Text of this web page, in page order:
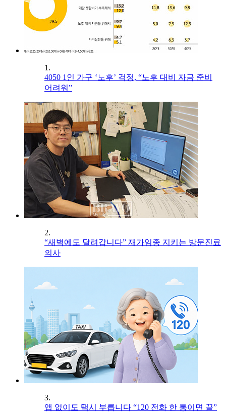
1.
4050 1인 가구 ‘노후’ 걱정, “노후 대비 자금 준비
어려워”
2.
“새벽에도 달려갑니다” 재가임종 지키는 방문진료
의사
3.
앱 없이도 택시 부릅니다 “120 전화 한 통이면 끝”